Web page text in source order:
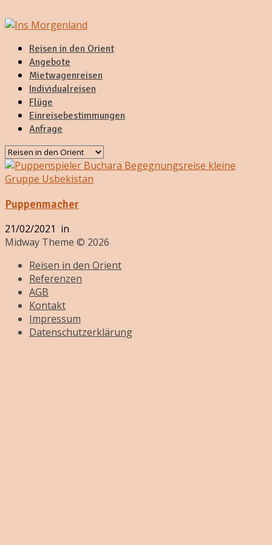
Reisen in den Orient
Angebote
Mietwagenreisen
Individualreisen
Flüge
Einreisebestimmungen
Anfrage
Puppenmacher
21/02/2021 in
Midway Theme © 2026
Reisen in den Orient
Referenzen
AGB
Kontakt
Impressum
Datenschutzerklärung